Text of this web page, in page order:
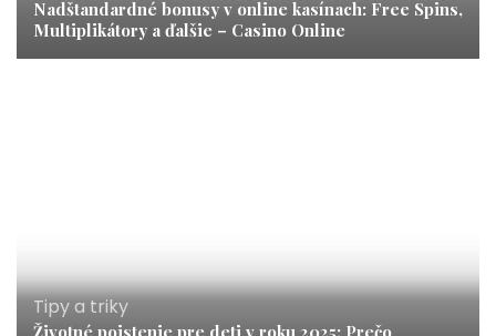
Nadštandardné bonusy v online kasínach: Free Spins,
Multiplikátory a ďalšie – Casino Online
Tipy a triky
Životné poistenie pre deti v roku 2025: Prečo